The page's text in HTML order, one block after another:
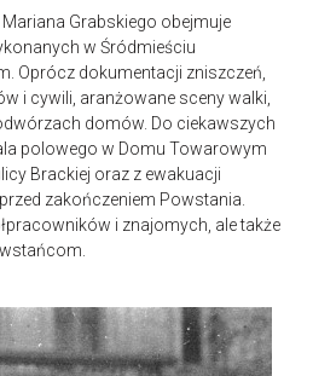
Grabskiego obejmuje
w Śródmieściu
Oprócz dokumentacji zniszczeń,
i cywili, aranżowane sceny walki,
domów. Do ciekawszych
polowego w Domu Towarowym
Brackiej oraz z ewakuacji
zakończeniem Powstania.
i znajomych, ale także